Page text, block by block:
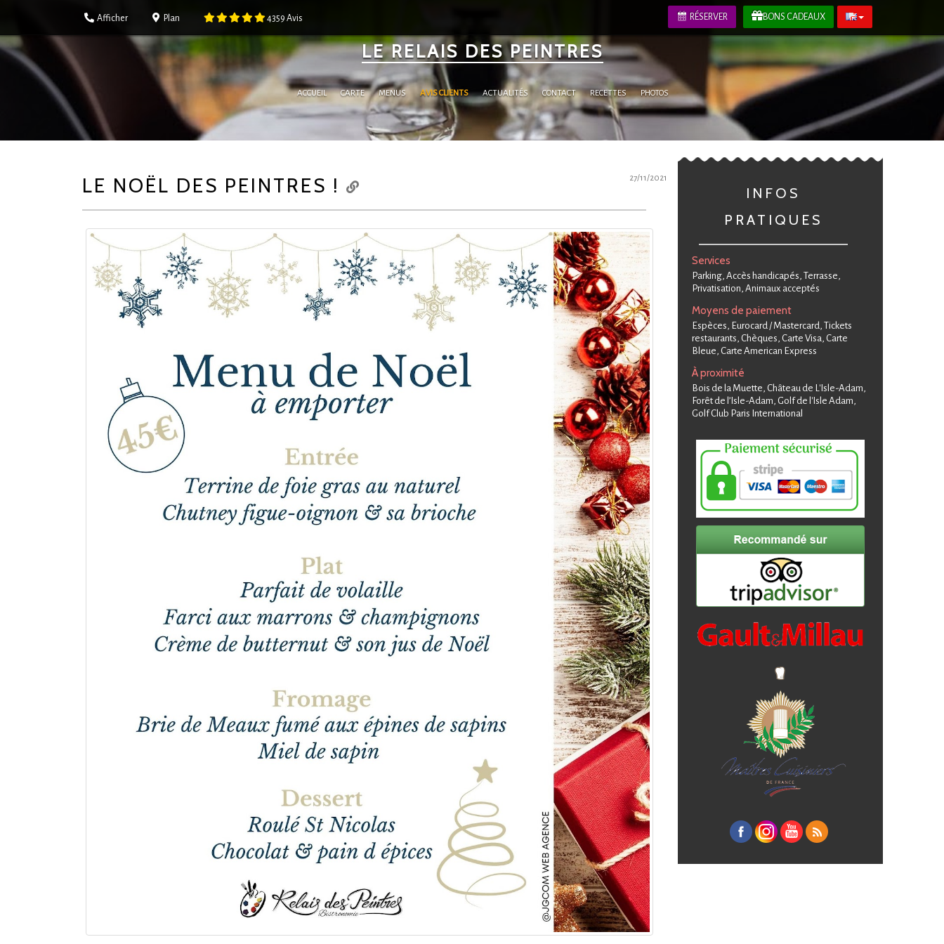
BONS CADEAUX
RÉSERVER
Afficher Plan 4359 Avis
LE RELAIS DES PEINTRES
ACCUEIL CARTE MENUS AVIS CLIENTS ACTUALITÉS CONTACT RECETTES PHOTOS
27/11/2021
LE NOËL DES PEINTRES !
INFOS
PRATIQUES
Services
Parking, Accès handicapés, Terrasse,
Privatisation, Animaux acceptés
Moyens de paiement
Espèces, Eurocard / Mastercard, Tickets
restaurants, Chèques, Carte Visa, Carte
Bleue, Carte American Express
À proximité
Bois de la Muette, Château de L'Isle-Adam,
Forêt de l’Isle-Adam, Golf de l'Isle Adam,
Golf Club Paris International